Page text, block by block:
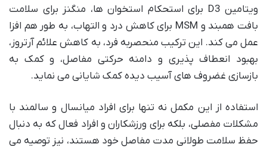
ویتامین D3 برای استحکام استخوان ها، منگنز برای سلامت
بافت همبند و MSM برای کاهش درد و التهاب، به طور هم افزا
عمل می کند. این ترکیب منحصربه فرد، به کاهش علائم آرتروز،
بهبود انعطاف پذیری و دامنه حرکتی مفاصل، و کمک به
بازسازی غضروف های آسیب دیده کمک شایانی می نماید.
استفاده از این مکمل نه تنها برای افراد میانسال و سالمند با
مشکلات مفصلی، بلکه برای ورزشکاران و افراد فعال که به دنبال
حفظ سلامت طولانی مدت مفاصل خود هستند، نیز توصیه می